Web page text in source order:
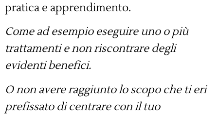
pratica e apprendimento.
Come ad esempio eseguire uno o più
trattamenti e non riscontrare degli
evidenti benefici.
O non avere raggiunto lo scopo che ti eri
prefissato di centrare con il tuo